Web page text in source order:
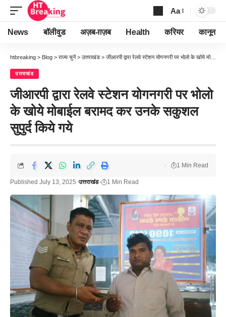
Font
Resizer
Aa
News बॉलीवुड अज़ब-ग़ज़ब Health करियर कानून
htbreaking > Blog > राज्य चुनें > उत्तराखंड > जीआरपी द्वारा रेलवे स्टेशन योगनगरी पर भोलो के खोये मोबाईल बरामद कर उनके सकुशल सुपुर्द किये गये
उत्तराखंड
जीआरपी द्वारा रेलवे स्टेशन योगनगरी पर भोलो
के खोये मोबाईल बरामद कर उनके सकुशल
सुपुर्द किये गये
Published July 13, 2025 उत्तराखंड 1 Min Read
1 Min Read